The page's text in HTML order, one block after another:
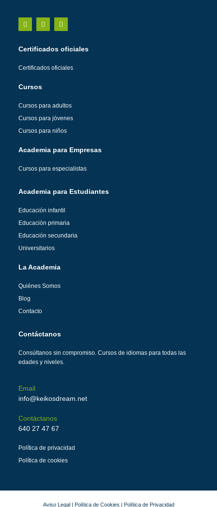
Certificados oficiales
Certificados oficiales
Cursos
Cursos para adultos
Cursos para jóvenes
Cursos para niños
Academia para Empresas
Cursos para especialistas
Academia para Estudiantes
Educación infantil
Educación primaria
Educación secundaria
Universitarios
La Academia
Quiénes Somos
Blog
Contacto
Contáctanos
Consúltanos sin compromiso. Cursos de idiomas para todas las
edades y niveles.
Email
info@keikosdream.net
Contáctanos
640 27 47 67
Política de privacidad
Política de cookies
Aviso Legal| Política de Cookies | Política de Privacidad